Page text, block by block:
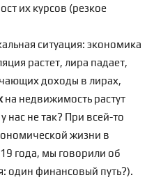
их курсов (резкое
ситуация: экономика
растет, лира падает,
доходы в лирах,
на недвижимость растут
не так? При всей-то
жизни в
года, мы говорили об
один финансовый путь?).